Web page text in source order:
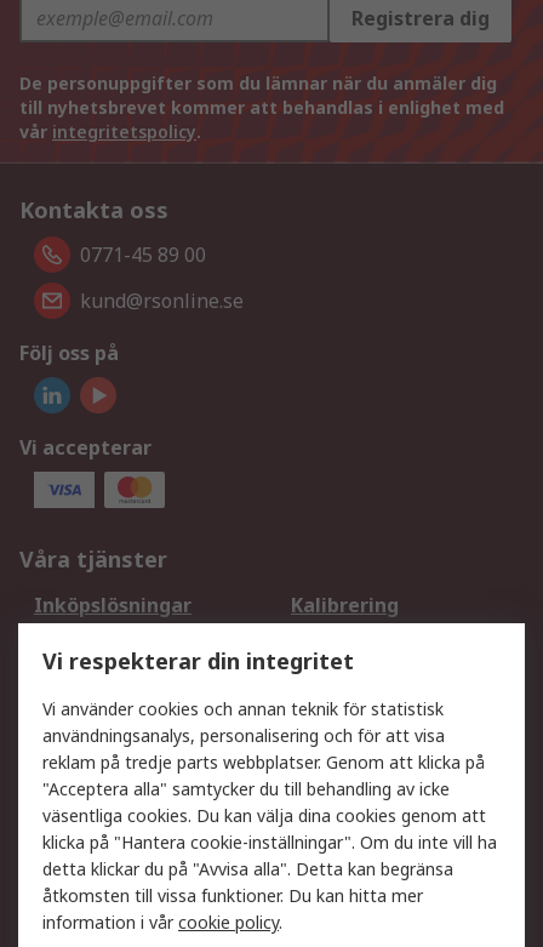
Registrera dig
De personuppgifter som du lämnar när du anmäler dig
till nyhetsbrevet kommer att behandlas i enlighet med
vår integritetspolicy.
Kontakta oss
0771-45 89 00
kund@rsonline.se
Följ oss på
Vi accepterar
Våra tjänster
Inköpslösningar
Kalibrering
DesignSpark
Teknisk Support
Ditt lokala säljteam
Exportlösningar
Support
Få hjälp
Retur av varor
Leverans
Spåra din order
Begär en fakturakopi
Fördelar med RS-konto
Betalningsalternativ
Vi respekterar din integritet
Vi använder cookies och annan teknik för statistisk
användningsanalys, personalisering och för att visa
reklam på tredje parts webbplatser. Genom att klicka på
"Acceptera alla" samtycker du till behandling av icke
väsentliga cookies. Du kan välja dina cookies genom att
klicka på "Hantera cookie-inställningar". Om du inte vill ha
detta klickar du på "Avvisa alla". Detta kan begränsa
åtkomsten till vissa funktioner. Du kan hitta mer
information i vårcookie policy.